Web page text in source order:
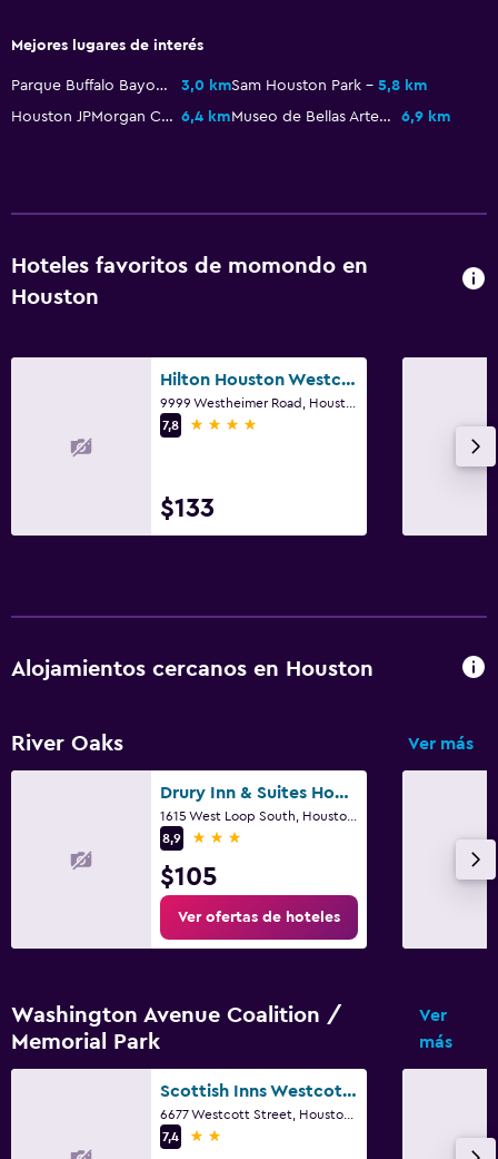
Actividades
Juegos de mesa/rompecabezas
Golf
Aire libre
Cuna/cama nido disponibles
Piscina (cubierta)
Mejores lugares de interés
Parque Buffalo Bayou 3,0 kmSam Houston Park
5,8 km
Houston JPMorgan Chase Tower 6,4 km Museo de Bellas Artes de Houston 6,9 km
Hoteles favoritos de momondo en
Houston
Hilton Houston Westchase
7,8
4 estrellas
$133
Alojamientos cercanos en Houston
River Oaks Ver más
Drury Inn & Suites Houston Near the Galleria
8,9
3 estrellas
$105
Ver ofertas de hoteles
Washington Avenue Coalition /
Memorial Park
Ver
más
Scottish Inns Westcott Street
7,4
2 estrellas